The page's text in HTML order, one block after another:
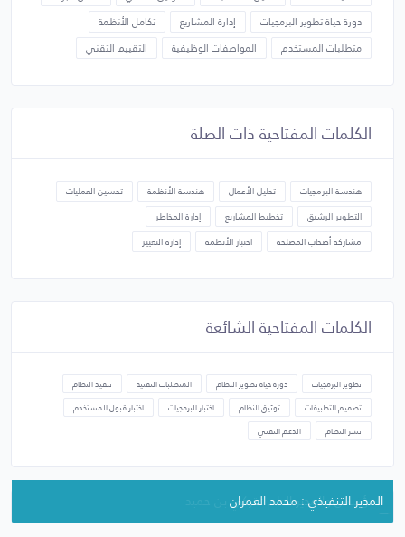
دورة حياة تطوير البرمجيات
إدارة المشاريع
تكامل الأنظمة
متطلبات المستخدم
المواصفات الوظيفية التقييم التقني
الكلمات المفتاحية ذات الصلة
هندسة البرمجيات تحليل الأعمال هندسة الأنظمة
تحسين العمليات
التطوير الرشيق
تخطيط المشاريع
إدارة المخاطر
مشاركة أصحاب المصلحة
اختبار الأنظمة إدارة التغيير
الكلمات المفتاحية الشائعة
تطوير البرمجيات دورة حياة تطوير النظام المتطلبات التقنية
تنفيذ النظام
تصميم التطبيقات
توثيق النظام اختبار البرمجيات
اختبار قبول المستخدم
نشر النظام
الدعم التقني
المؤسس والمدير العام : تركي بن حميد
المدير التنفيذي : محمد العمران